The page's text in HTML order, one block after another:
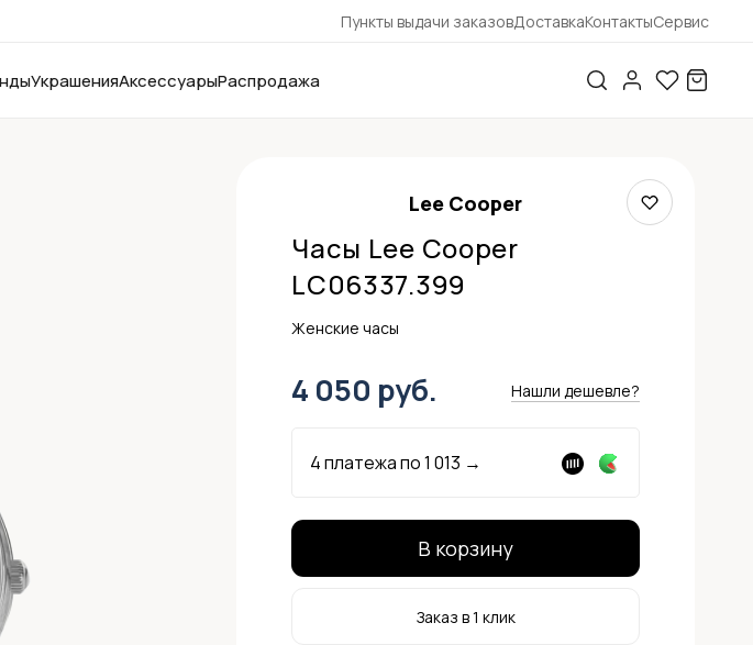
Пункты выдачи заказовДоставкаКонтактыСервис
УкрашенияАксессуарыРаспродажа
Lee Cooper
Часы Lee Cooper
LC06337.399
Женские часы
4 050 руб. Нашли дешевле?
4 платежа по1 013 →
В корзину
Заказ в 1 клик